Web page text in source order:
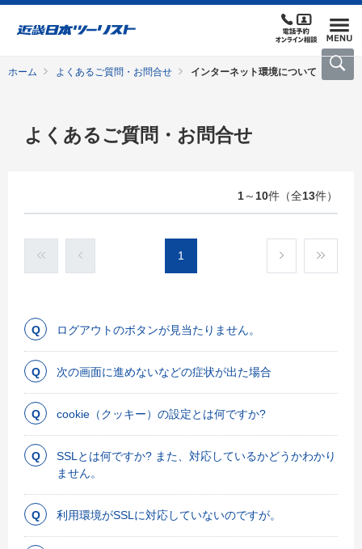
ホーム よくあるご質問・お問合せ インターネット環境について
よくあるご質問・お問合せ
1～ 10件（全13件）
1
ログアウトのボタンが見当たりません。
次の画面に進めないなどの症状が出た場合
cookie（クッキー）の設定とは何ですか?
SSLとは何ですか? また、対応しているかどうかわかり
ません。
利用環境がSSLに対応していないのですが。